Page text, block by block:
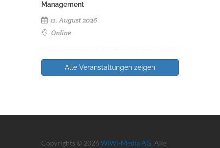
Management
11. August 2026
Online
Alle Veranstaltungen zeigen
Copyrights © 2026 WiWi-Media AG. Alle